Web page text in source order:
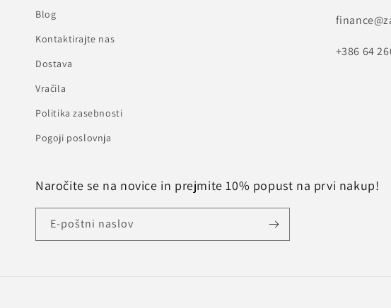
Blog
Kontaktirajte nas
Dostava
Vračila
Politika zasebnosti
Pogoji poslovnja
+386 64
Naročite se na novice in prejmite 10% popust na prvi nakup!
E-poštni naslov